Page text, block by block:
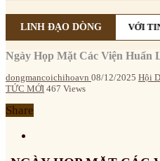
LINH ĐẠO DÒNG VỚI
Ngày Họp Mặt Các Viện Huấn
dongmancoichihoavn 08/12/2025 Hội
TỨC MỚI 467 Views
Share